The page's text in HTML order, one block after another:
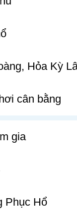
Hỏa Kỳ
cân bằng
gia
Phục Hổ